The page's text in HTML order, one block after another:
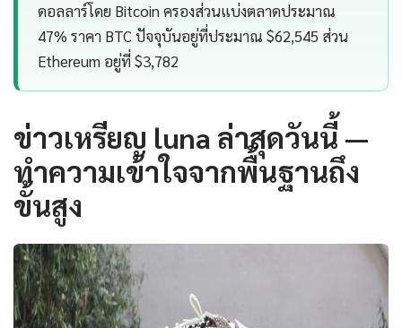
ดอลลาร์โดย Bitcoin ครองส่วนแบ่งตลาดประมาณ
47% ราคา BTC ปัจจุบันอยู่ที่ประมาณ $62,545 ส่วน
Ethereum อยู่ที่ $3,782
ข่าวเหรียญ luna ล่าสุดวันนี้ —
ทำความเข้าใจจากพื้นฐานถึง
ขั้นสูง